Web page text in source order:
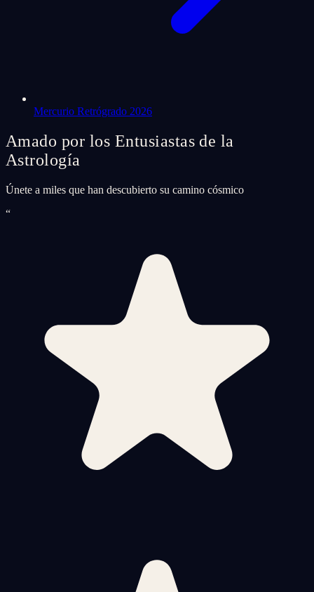
Mercurio Retrógrado 2026
Amado por los Entusiastas de la
Astrología
Únete a miles que han descubierto su camino cósmico
“